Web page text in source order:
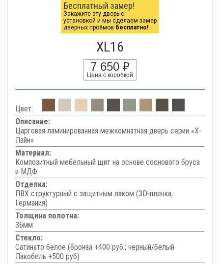
Бесплатный замер!
Закажите эту дверь с
установкой и мы сделаем замер
дверных проёмов бесплатно!
XL16
7 650 ₽
Цена с коробкой
Цвет:
Описание:
Царговая ламинированная межкомнатная дверь серии «Х-
Лайн»
Материал:
Композитный мебельный щит на основе соснового бруса
и МДФ
Отделка:
ПВХ структурный с защитным лаком (3D-пленка,
Германия)
Толщина полотна:
36мм
Стекло:
Сатинато белое (бронза +400 руб.; черный/белый
Лакобель +500 руб)